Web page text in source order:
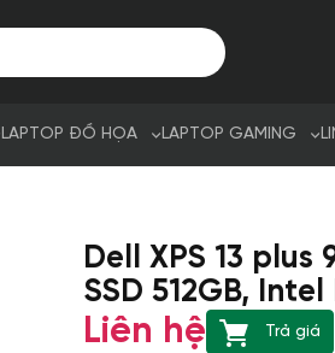
LAPTOP ĐỒ HỌA LAPTOP GAMING
Dell XPS 13 plus
SSD 512GB,
Liên hệ
Trả giá